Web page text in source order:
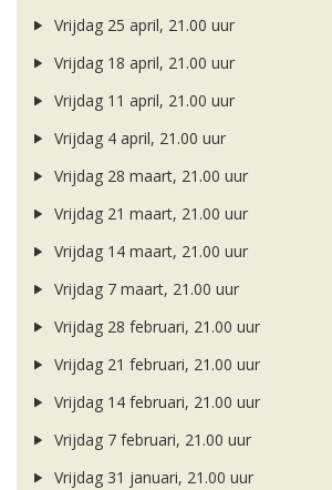
Vrijdag 25 april, 21.00 uur
Vrijdag 18 april, 21.00 uur
Vrijdag 11 april, 21.00 uur
Vrijdag 4 april, 21.00 uur
Vrijdag 28 maart, 21.00 uur
Vrijdag 21 maart, 21.00 uur
Vrijdag 14 maart, 21.00 uur
Vrijdag 7 maart, 21.00 uur
Vrijdag 28 februari, 21.00 uur
Vrijdag 21 februari, 21.00 uur
Vrijdag 14 februari, 21.00 uur
Vrijdag 7 februari, 21.00 uur
Vrijdag 31 januari, 21.00 uur